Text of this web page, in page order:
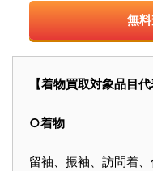
無
【着物買取対象品目代
○着物
留袖、振袖、訪問着